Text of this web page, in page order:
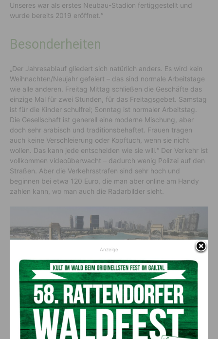
Unseres war als erstes Neubau-Stadion fertiggestellt und
wurde bereits 2019 eröffnet.“
Besonderheiten
„Der Jahresablauf gliedert sich natürlich anders. Es wird kein
Weihnachten/Neujahr gefeiert – das sind normale Arbeitstage
wie alle anderen. Freitag Mittag schließen die Geschäfte das
einzige Mal für zwei Stunden, für das Freitagsgebet. Samstag
ist für die Kinder schulfrei; Sonntag ist normaler Arbeitstag.
Die Gesellschaft ist generell eine moderne Mischung, aber
doch sehr arabisch und traditionsbehaftet. Frauen tragen
auch keine Verschleierung oder Kopftuch, wenn sie nicht
wollen. Das kann jede entscheiden wie sie will.“ Der Verkehr ist
vollkommen videoüberwacht – dadurch wenig Polizei auf den
Straßen. Aber die Verkehrsstrafen sind sehr hoch und
beginnen bei etwa 120 Euro, die man aber online am Handy
zahlen kann, wo man auch die Radarbilder sieht.
Gwan Bridge
Anzeige